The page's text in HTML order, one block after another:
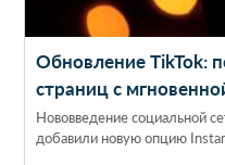
Обновление TikTok:
страниц с
Нововведение социальной
добавили новую опцию